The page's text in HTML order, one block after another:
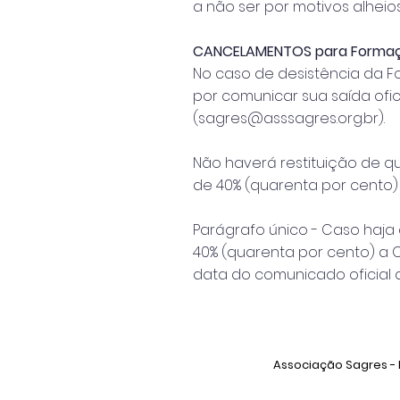
a não ser por motivos
CANCELAMENTOS para
No caso de desistência da
por comunicar sua saída
(sagres@asssagres.org.br).
Não haverá restituição de
de 40% (quarenta por
Parágrafo único - Caso haja
40% (quarenta por cento) a
data do comunicado oficial
Associação Sagres -